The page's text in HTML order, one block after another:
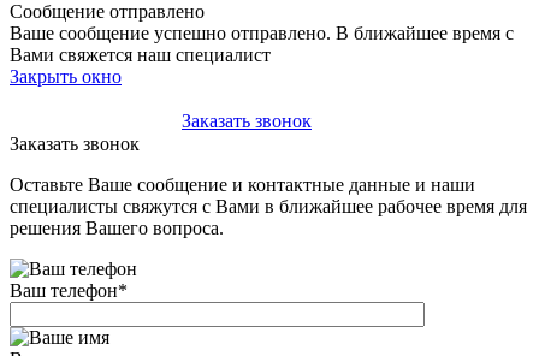
Сообщение отправлено
Ваше сообщение успешно отправлено. В ближайшее время с
Вами свяжется наш специалист
Закрыть окно
Заказать звонок
Заказать звонок
Оставьте Ваше сообщение и контактные данные и наши
специалисты свяжутся с Вами в ближайшее рабочее время для
решения Вашего вопроса.
Ваш телефон*